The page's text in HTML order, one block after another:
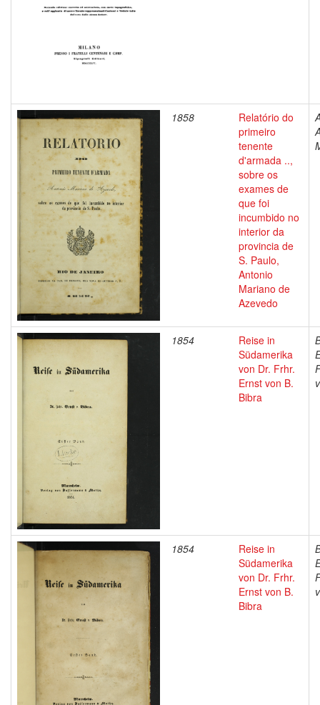
1858
Relatório do
primeiro
tenente
d'armada ..,
sobre os
exames de
que foi
incumbido no
interior da
provincia de
S. Paulo,
Antonio
Mariano de
Azevedo
1854
Reise in
Südamerika
von Dr. Frhr.
Ernst von B.
Bibra
1854
Reise in
Südamerika
von Dr. Frhr.
Ernst von B.
Bibra